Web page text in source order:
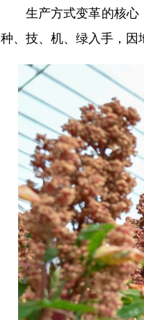
生产方式变革的核心，
种、技、机、绿入手，因